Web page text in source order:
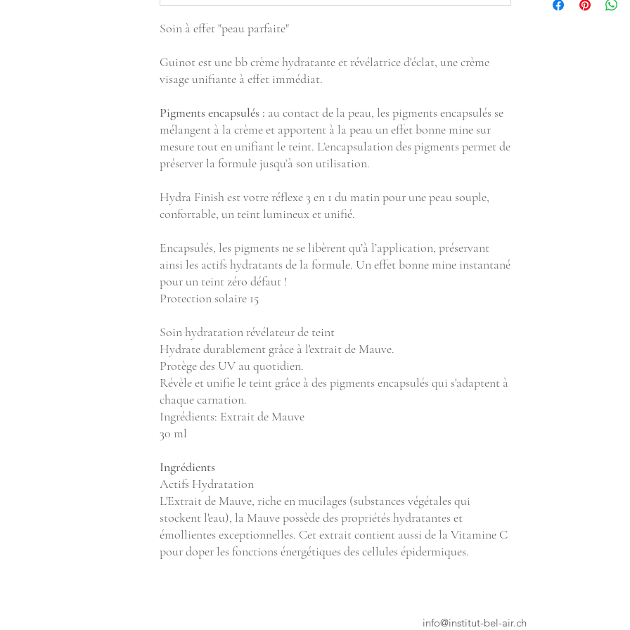
Soin à effet "peau parfaite"
Guinot est une bb crème hydratante et révélatrice d'éclat, une crème
visage unifiante à effet immédiat.
Pigments encapsulés : au contact de la peau, les pigments encapsulés se
mélangent à la crème et apportent à la peau un effet bonne mine sur
mesure tout en unifiant le teint. L’encapsulation des pigments permet de
préserver la formule jusqu’à son utilisation.
Hydra Finish est votre réflexe 3 en 1 du matin pour une peau souple,
confortable, un teint lumineux et unifié.
Encapsulés, les pigments ne se libèrent qu’à l’application, préservant
ainsi les actifs hydratants de la formule. Un effet bonne mine instantané
pour un teint zéro défaut !
Protection solaire 15
Soin hydratation révélateur de teint
Hydrate durablement grâce à l'extrait de Mauve.
Protège des UV au quotidien.
Révèle et unifie le teint grâce à des pigments encapsulés qui s'adaptent à
chaque carnation.
Ingrédients: Extrait de Mauve
30 ml
Ingrédients
Actifs Hydratation
L'Extrait de Mauve, riche en mucilages (substances végétales qui
stockent l'eau), la Mauve possède des propriétés hydratantes et
émollientes exceptionnelles. Cet extrait contient aussi de la Vitamine C
pour doper les fonctions énergétiques des cellules épidermiques.
- Révèle le teint.
info@institut-bel-air.ch